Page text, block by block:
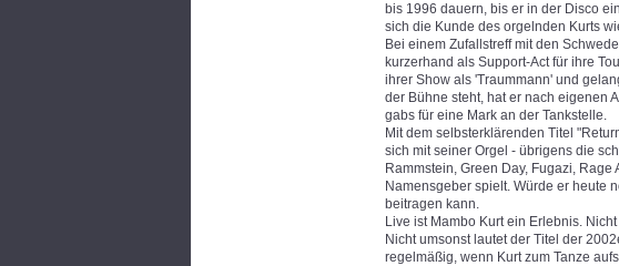
bis 1996 dauern, bis er in der Disco
sich die Kunde des orgelnden Kurts
Bei einem Zufallstreff mit den
kurzerhand als Support-Act für ihre
ihrer Show als 'Traummann' und
der Bühne steht, hat er nach eigenen
gabs für eine Mark an der Tankstelle.
Mit dem selbsterklärenden Titel
sich mit seiner Orgel - übrigens die
Rammstein, Green Day, Fugazi,
Namensgeber spielt. Würde er heute
beitragen kann.
Live ist Mambo Kurt ein Erlebnis.
Nicht umsonst lautet der Titel der
regelmäßig, wenn Kurt zum Tanze